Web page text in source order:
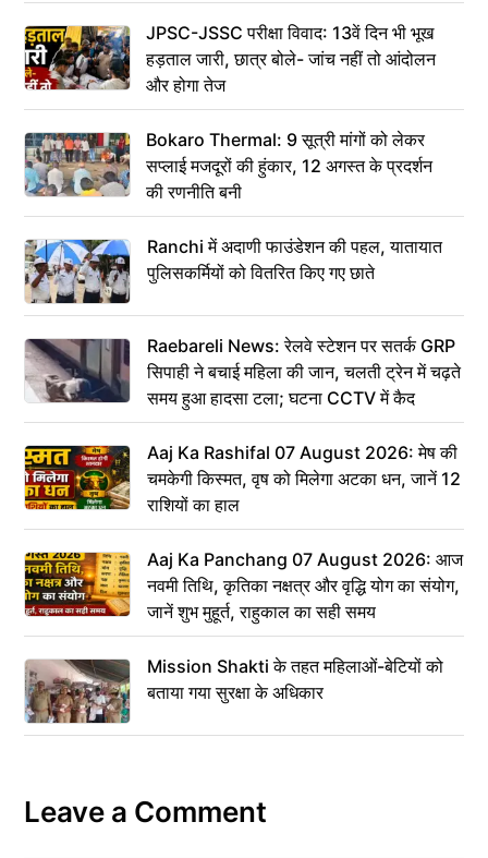
JPSC-JSSC परीक्षा विवाद: 13वें दिन भी भूख
हड़ताल जारी, छात्र बोले- जांच नहीं तो आंदोलन
और होगा तेज
Bokaro Thermal: 9 सूत्री मांगों को लेकर
सप्लाई मजदूरों की हुंकार, 12 अगस्त के प्रदर्शन
की रणनीति बनी
Ranchi में अदाणी फाउंडेशन की पहल, यातायात
पुलिसकर्मियों को वितरित किए गए छाते
Raebareli News: रेलवे स्टेशन पर सतर्क GRP
सिपाही ने बचाई महिला की जान, चलती ट्रेन में चढ़ते
समय हुआ हादसा टला; घटना CCTV में कैद
Aaj Ka Rashifal 07 August 2026: मेष की
चमकेगी किस्मत, वृष को मिलेगा अटका धन, जानें 12
राशियों का हाल
Aaj Ka Panchang 07 August 2026: आज
नवमी तिथि, कृतिका नक्षत्र और वृद्धि योग का संयोग,
जानें शुभ मुहूर्त, राहुकाल का सही समय
Mission Shakti के तहत महिलाओं-बेटियों को
बताया गया सुरक्षा के अधिकार
Leave a Comment